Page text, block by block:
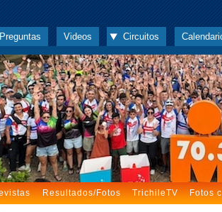
Preguntas Videos Circuitos
Resultados/Fotos TrichileTV Fotos